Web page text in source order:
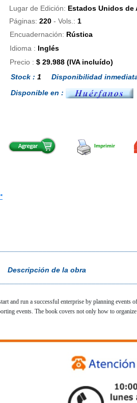
Lugar de Edición: Estados Unidos de
Páginas: 220- Vols.: 1
Encuadernación: Rústica
Idioma : Inglés
Precio : $ 29.988 (IVA incluído)
Stock : 1 Disponibilidad
Disponible en :
Imprimir
Descripción de la obra
and run a successful enterprise by planning events
events. The book covers not only how to